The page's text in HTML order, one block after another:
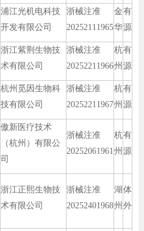
浦江光机电科技
开发有限公司
浙械注准
20252111965
金
华
有
源
浙江紫荆生物技
术有限公司
浙械注准
20252211966
杭
州
有
源
杭州觅因生物科
技有限公司
浙械注准
20252211967
杭
州
有
源
傲新医疗技术
（杭州）有限公
司
浙械注准
20252061961
杭
州
有
源
浙江正熙生物技
术有限公司
浙械注准
20252401968
湖
州
体
外